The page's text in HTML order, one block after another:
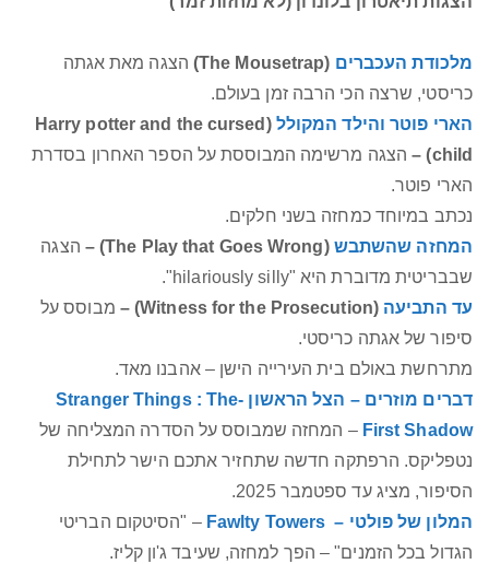
מלכודת העכברים (The Mousetrap)
הצגה מאת אגתה
כריסטי, שרצה הכי הרבה זמן בעולם.
הארי פוטר והילד המקולל
(Harry potter and the cursed
child) –
הצגה מרשימה המבוססת על הספר האחרון בסדרת
הארי פוטר.
נכתב במיוחד כמחזה בשני חלקים.
המחזה שהשתבש (The Play that Goes Wrong) –
הצגה
שבבריטית מדוברת היא "hilariously silly".
עד התביעה (Witness for the Prosecution) –
מבוסס על
סיפור של אגתה כריסטי.
מתרחשת באולם בית העירייה הישן – אהבנו מאד.
דברים מוזרים – הצל הראשון -Stranger Things : The
First Shadow – המחזה שמבוסס על הסדרה המצליחה של
נטפליקס. הרפתקה חדשה שתחזיר אתכם הישר לתחילת
הסיפור, מציג עד ספטמבר 2025.
המלון של פולטי – Fawlty Towers
– "הסיטקום הבריטי
הגדול בכל הזמנים" – הפך למחזה, שעיבד ג'ון קליז.